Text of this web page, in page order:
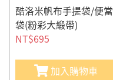
酷洛米帆布手提袋/便當
袋(粉彩大緞帶)
NT$695
加入購物車